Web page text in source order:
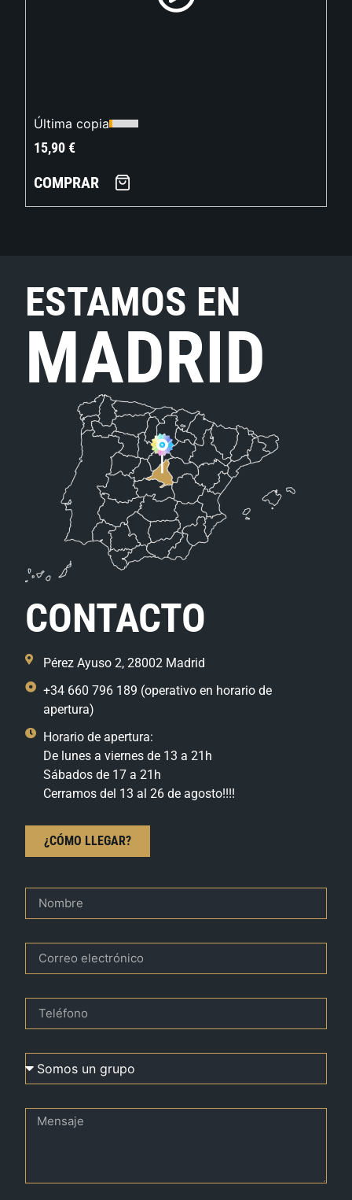
Última copia
15,90€
COMPRAR
ESTAMOS EN
MADRID
CONTACTO
Pérez Ayuso 2, 28002 Madrid
+34 660 796 189 (operativo en horario de
apertura)
Horario de apertura:
De lunes a viernes de 13 a 21h
Sábados de 17 a 21h
Cerramos del 13 al 26 de agosto!!!!
¿CÓMO LLEGAR?